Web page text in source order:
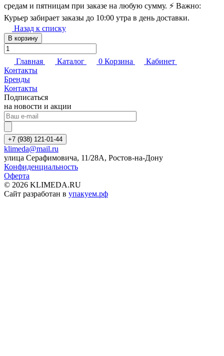
средам и пятницам при заказе на любую сумму. ⚡️ Важно:
Курьер забирает заказы до 10:00 утра в день доставки.
Назад к списку
В корзину
Главная Каталог 0 Корзина
Кабинет
Контакты
Бренды
Контакты
Подписаться
на новости и акции
+7 (938) 121-01-44
klimeda@mail.ru
улица Серафимовича, 11/28А, Ростов-на-Дону
Конфиденциальность
Оферта
© 2026 KLIMEDA.RU
Сайт разработан в упакуем.рф